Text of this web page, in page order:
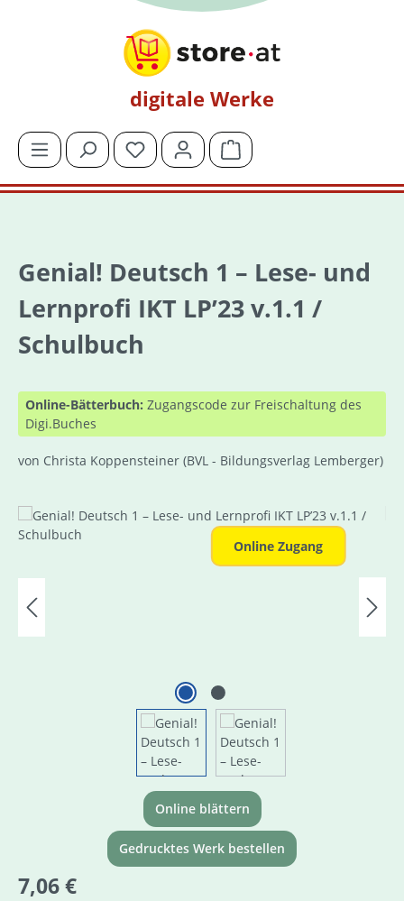
digitale Werke
Du hast 0 Produkte auf dem Merkzettel
Warenkorb enthält 0
Genial! Deutsch 1 – Lese- und
Lernprofi IKT LP’23 v.1.1 /
Schulbuch
Online-Bätterbuch: Zugangscode zur Freischaltung des
Digi.Buches
von Christa Koppensteiner (BVL - Bildungsverlag Lemberger)
Bildergalerie überspringen
Online Zugang
Online blättern
Gedrucktes Werk bestellen
Regulärer Preis:
7,06 €